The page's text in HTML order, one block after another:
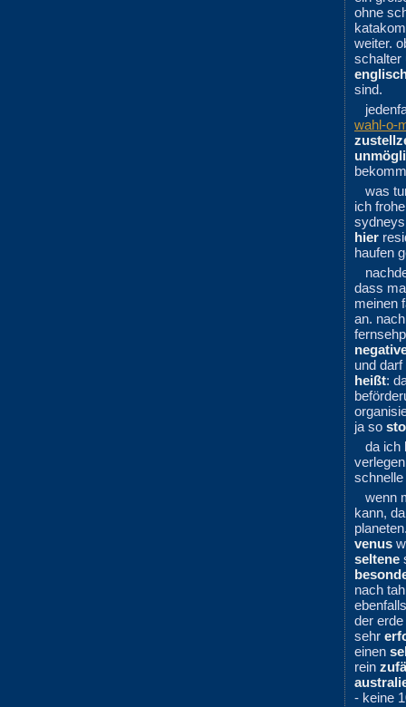
ohne
weiter.
schalter
sind.
wahl-o-
was
ich
hier
haufen
dass
meinen
an.
und
heißt:
ja so
da ich
wenn
kann,
venus
seltene
nach
der
sehr
einen
rein
- keine